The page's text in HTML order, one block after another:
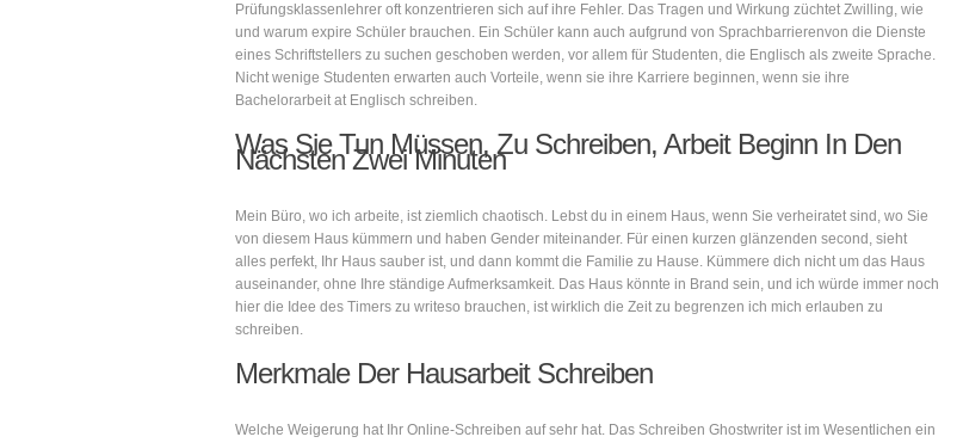
Prüfungsklassenlehrer oft konzentrieren sich auf ihre Fehler. Das Tragen und Wirkung züchtet Zwilling, wie
und warum expire Schüler brauchen. Ein Schüler kann auch aufgrund von Sprachbarrierenvon die Dienste
eines Schriftstellers zu suchen geschoben werden, vor allem für Studenten, die Englisch als zweite Sprache.
Nicht wenige Studenten erwarten auch Vorteile, wenn sie ihre Karriere beginnen, wenn sie ihre
Bachelorarbeit at Englisch schreiben.
Was Sie Tun Müssen, Zu Schreiben, Arbeit Beginn In Den
Nächsten Zwei Minuten
Mein Büro, wo ich arbeite, ist ziemlich chaotisch. Lebst du in einem Haus, wenn Sie verheiratet sind, wo Sie
von diesem Haus kümmern und haben Gender miteinander. Für einen kurzen glänzenden second, sieht
alles perfekt, Ihr Haus sauber ist, und dann kommt die Familie zu Hause. Kümmere dich nicht um das Haus
auseinander, ohne Ihre ständige Aufmerksamkeit. Das Haus könnte in Brand sein, und ich würde immer noch
hier die Idee des Timers zu writeso brauchen, ist wirklich die Zeit zu begrenzen ich mich erlauben zu
schreiben.
Merkmale Der Hausarbeit Schreiben
Welche Weigerung hat Ihr Online-Schreiben auf sehr hat. Das Schreiben Ghostwriter ist im Wesentlichen ein